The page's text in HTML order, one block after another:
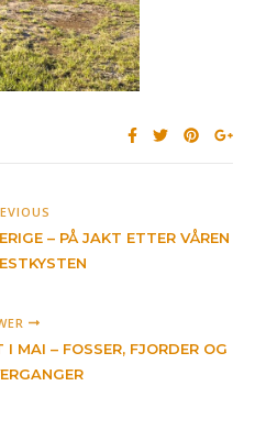
– PÅ JAKT ETTER VÅREN
MAI – FOSSER, FJORDER OG